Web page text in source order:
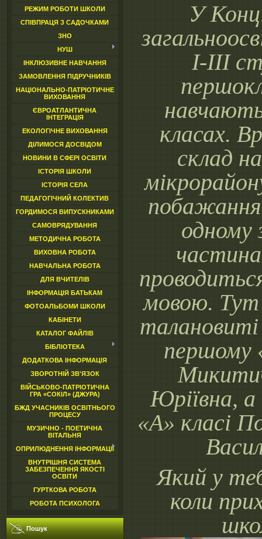
РЕЖИМ РОБОТИ ШКОЛИ
СПІВПРАЦЯ З САДОЧКАМИ
ЗНО
НУШ
ІНКЛЮЗИВНЕ НАВЧАННЯ
ЗАМОВЛЕННЯ ПІДРУЧНИКІВ
НАЦІОНАЛЬНО-ПАТРІОТИЧНЕ
ВИХОВАННЯ
ЄВРОАТЛАНТИЧНА
ІНТЕГРАЦІЯ
ЕКОЛОГІЧНЕ ВИХОВАННЯ
ДІЛИМОСЯ ДОСВІДОМ
НОВИНИ В СФЕРІ ОСВІТИ
ІСТОРІЯ ШКОЛИ
ІСТОРІЯ СЕЛА
ПЕДАГОГІЧНИЙ КОЛЕКТИВ
ГОРДИМОСЯ ВИПУСКНИКАМИ
САМОВРЯДУВАННЯ
МЕТОДИЧНА РОБОТА
ВИХОВНА РОБОТА
НАВЧАЛЬНА РОБОТА
ДЛЯ ВЧИТЕЛІВ
ІНФОРМАЦІЯ БАТЬКАМ
ФОТОАЛЬБОМИ ШКОЛИ
КАБІНЕТИ
КАТАЛОГ ФАЙЛІВ
БІБЛІОТЕКА
ДОДАТКОВА ІНФОРМАЦІЯ
ЗВОРОТНІЙ ЗВ'ЯЗОК
ВІЙСЬКОВО-ПАТРІОТИЧНА
ГРА «СОКІЛ» (ДЖУРА)
БЖД УЧАСНИКІВ ОСВІТНЬОГО
ПРОЦЕСУ
МУЗИЧНО - ПОЕТИЧНА
ВІТАЛЬНЯ
ОПРИЛЮДНЕННЯ ІНФОРМАЦІЇ
ВНУТРІШНЯ СИСТЕМА
ЗАБЕЗПЕЧЕННЯ ЯКОСТІ
ОСВІТИ
ГУРТКОВА РОБОТА
РОБОТА ПСИХОЛОГА
Пошук
У
І-ІІІ
класах.
склад
одному
мовою.
першому
Юріївна,
«А» класі
Який у
коли